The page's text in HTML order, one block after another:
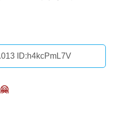
ID:h4kcPmL7V